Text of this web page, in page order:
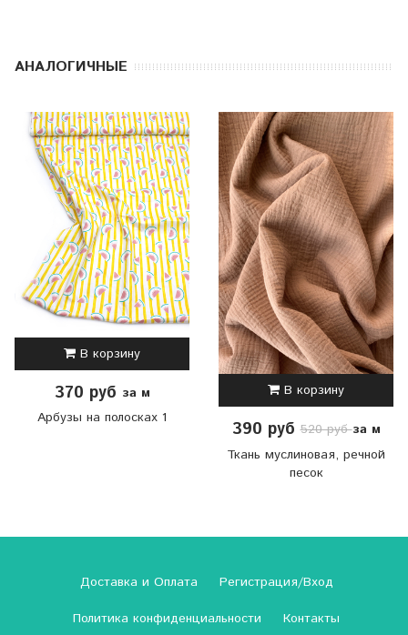
АНАЛОГИЧНЫЕ
В корзину
370 руб за м
Арбузы на полосках 1
В корзину
390 руб520 рубза м
Ткань муслиновая, речной
песок
Доставка и Оплата
Регистрация/Вход
Политика конфиденциальности
Контакты